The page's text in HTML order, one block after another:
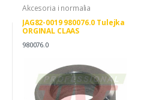
Akcesoria i normalia
JAG82-0019 980076.0 Tulejka
ORGINAL CLAAS
980076.0